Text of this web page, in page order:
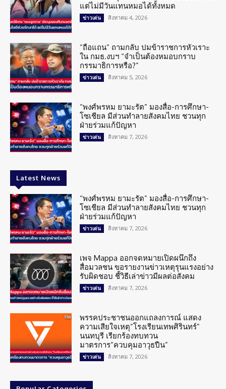
แต่ไม่มีวันแทนหมอได้ทั้งหมด
ข่าวเด่น สิงหาคม 4, 2026
“ถือแถน” ถามกลับ ปมข้าราชการหัวเราะ
ใน กมธ.งบฯ “จำเป็นต้องหมอบกราบ
กรรมาธิการหรือ?”
ข่าวเด่น สิงหาคม 5, 2026
“พงศ์พรหม ยามะรัต” มองสื่อ-การศึกษา-
โซเชียล มีส่วนทำลายสังคมไทย ชวนทุก
ฝ่ายร่วมแก้ปัญหา
ข่าวเด่น สิงหาคม 7, 2026
Latest News
“พงศ์พรหม ยามะรัต” มองสื่อ-การศึกษา-
โซเชียล มีส่วนทำลายสังคมไทย ชวนทุก
ฝ่ายร่วมแก้ปัญหา
ข่าวเด่น สิงหาคม 7, 2026
เพจ Mappa ออกจดหมายเปิดผนึกถึง
สื่อมวลชน ขอรายงานข่าวเหตุรุนแรงอย่าง
รับผิดชอบ ชี้วิธีเล่าข่าวมีผลต่อสังคม
ข่าวเด่น สิงหาคม 7, 2026
พรรคประชาชนออกแถลงการณ์ แสดง
ความเสียใจเหตุ”โรงเรียนเทพศิรินทร์”
นนทบุรี เรียกร้องทบทวน
มาตรการ”ควบคุมอาวุธปืน”
ข่าวเด่น สิงหาคม 7, 2026